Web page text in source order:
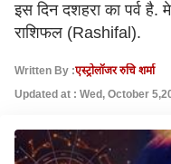
इस दिन दशहरा का पर्व
राशिफल (Rashifal).
Written By :एस्ट्रोलॉजर रुचि शर्मा
Updated at : Wed, October